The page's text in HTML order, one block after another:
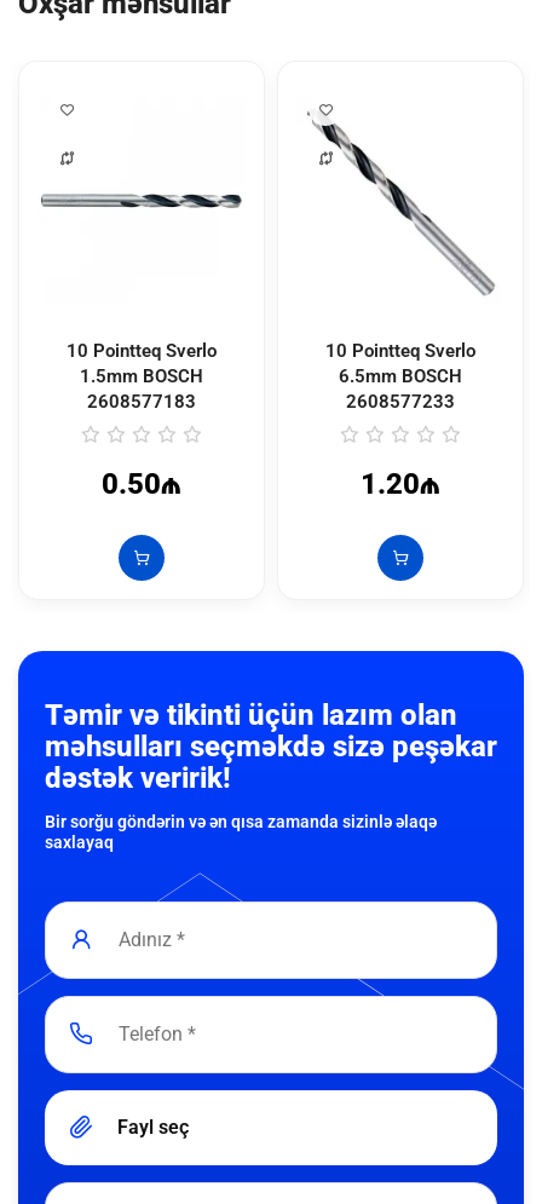
10 Pointteq Sverlo
1.5mm BOSCH
2608577183
0.50₼
10 Pointteq Sverlo
6.5mm BOSCH
2608577233
1.20₼
Təmir və tikinti üçün lazım olan
məhsulları seçməkdə sizə peşəkar
dəstək veririk!
Bir sorğu göndərin və ən qısa zamanda sizinlə əlaqə
saxlayaq
Fayl seç